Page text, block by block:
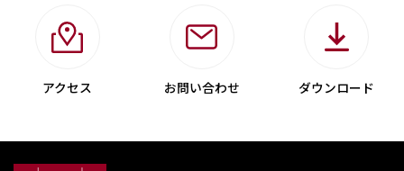
アクセス お問い合わせ ダウンロード